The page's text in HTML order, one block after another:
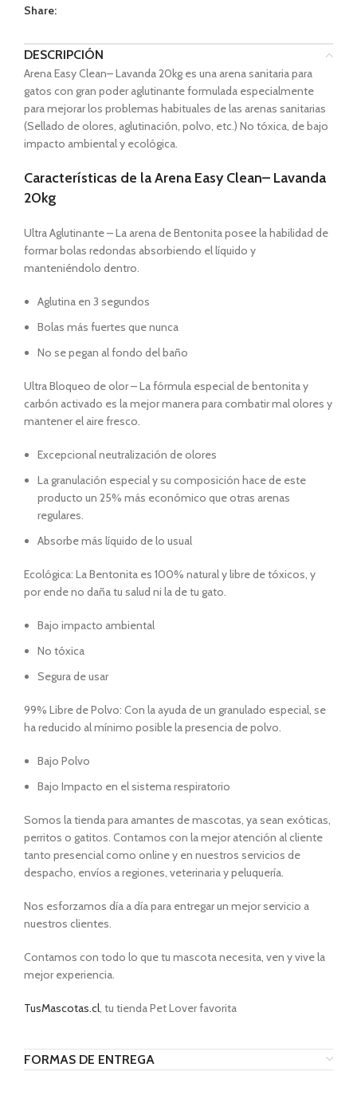
Share:
DESCRIPCIÓN
Arena Easy Clean– Lavanda 20kg es una arena sanitaria para
gatos con gran poder aglutinante formulada especialmente
para mejorar los problemas habituales de las arenas sanitarias
(Sellado de olores, aglutinación, polvo, etc.) No tóxica, de bajo
impacto ambiental y ecológica.
Características de la Arena Easy Clean– Lavanda
20kg
Ultra Aglutinante – La arena de Bentonita posee la habilidad de
formar bolas redondas absorbiendo el líquido y
manteniéndolo dentro.
Aglutina en 3 segundos
Bolas más fuertes que nunca
No se pegan al fondo del baño
Ultra Bloqueo de olor – La fórmula especial de bentonita y
carbón activado es la mejor manera para combatir mal olores y
mantener el aire fresco.
Excepcional neutralización de olores
La granulación especial y su composición hace de este
producto un 25% más económico que otras arenas
regulares.
Absorbe más líquido de lo usual
Ecológica: La Bentonita es 100% natural y libre de tóxicos, y
por ende no daña tu salud ni la de tu gato.
Bajo impacto ambiental
No tóxica
Segura de usar
99% Libre de Polvo: Con la ayuda de un granulado especial, se
ha reducido al mínimo posible la presencia de polvo.
Bajo Polvo
Bajo Impacto en el sistema respiratorio
Somos la tienda para amantes de mascotas, ya sean exóticas,
perritos o gatitos. Contamos con la mejor atención al cliente
tanto presencial como online y en nuestros servicios de
despacho, envíos a regiones, veterinaria y peluquería.
Nos esforzamos día a día para entregar un mejor servicio a
nuestros clientes.
Contamos con todo lo que tu mascota necesita, ven y vive la
mejor experiencia.
TusMascotas.cl, tu tienda Pet Lover favorita
FORMAS DE ENTREGA